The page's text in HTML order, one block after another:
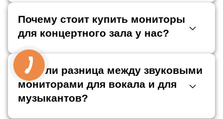
Почему стоит купить мониторы
для концертного зала у нас?
Есть ли разница между звуковыми
мониторами для вокала и для
музыкантов?